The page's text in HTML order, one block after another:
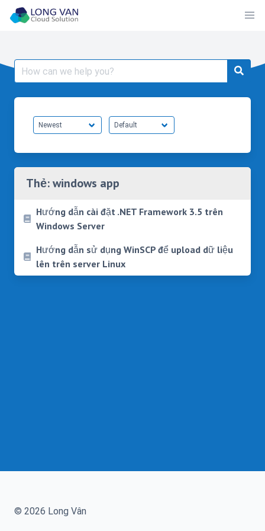
Skip
Search
for:
Thẻ:windows app
Hướng dẫn cài đặt .NET Framework 3.5 trên
Windows Server
Hướng dẫn sử dụng WinSCP để upload dữ liệu
lên trên server Linux
© 2026 Long Vân